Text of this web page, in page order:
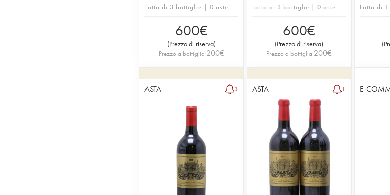
Lotto di 3 bottiglie | 0 aste
600€
(Prezzo di riserva)
Prezzo a bottiglia 200€
Lotto di 3 bottiglie | 0 aste
600€
(Prezzo di riserva)
Prezzo a bottiglia 200€
Lotto di
(
ASTA 3 ASTA 1 E-